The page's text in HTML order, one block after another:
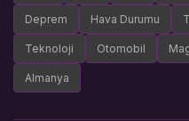
Deprem Hava Durumu
Teknoloji Otomobil
Almanya